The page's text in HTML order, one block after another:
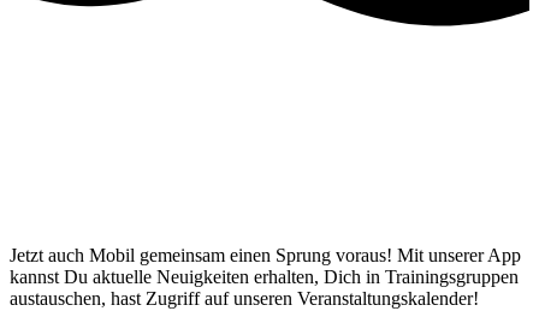
Jetzt auch Mobil gemeinsam einen Sprung voraus! Mit unserer App
kannst Du aktuelle Neuigkeiten erhalten, Dich in Trainingsgruppen
austauschen, hast Zugriff auf unseren Veranstaltungskalender!